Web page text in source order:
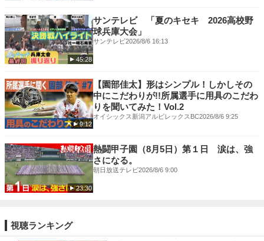
45:28
サンテレビ 「夏のキセキ 2026高校野
球兵庫大会」
サンテレビ2026/8/6 16:13
9:12
【園部佳太】形はシンプル！しかしその
中にこだわりが!!所属選手に用具のこだわ
りを聞いてみた！Vol.2
オイシックス新潟アルビレックスBC2026/8/6 9:25
23:30
熱闘甲子園（8月5日）第１日 涙は、強
さになる。
朝日放送テレビ2026/8/6 9:00
視聴ランキング